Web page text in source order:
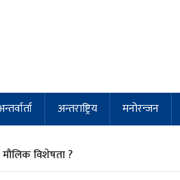
अन्तराष्ट्रिय मनोरन्जन
विशेषता ?